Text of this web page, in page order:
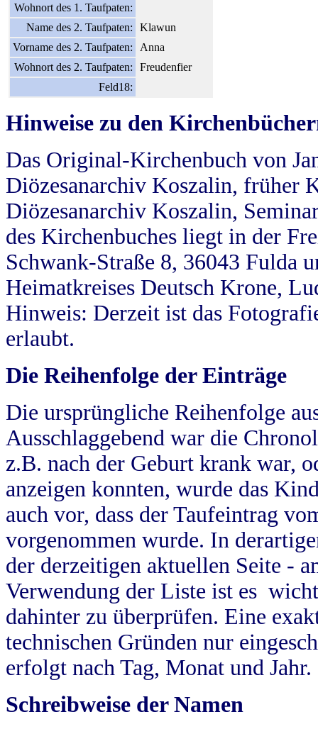
Wohnort des 1. Taufpaten:
Name des 2. Taufpaten:
Klawun
Vorname des 2. Taufpaten:
Anna
Wohnort des 2. Taufpaten:
Freudenfier
Feld18:
Hinweise zu den
Das Original-Kirchenbuch von
Diözesanarchiv Koszalin, früher
Diözesanarchiv Koszalin,
des Kirchenbuches liegt in der
Schwank-Straße 8, 36043 Fulda
Heimatkreises Deutsch Krone,
Hinweis: Derzeit ist das
erlaubt.
Die Reihenfolge der Einträge
Die ursprüngliche Reihenfolge
Ausschlaggebend war die
z.B. nach der Geburt krank war,
anzeigen konnten, wurde das
auch vor, dass der Taufeintrag
vorgenommen wurde. In
der derzeitigen aktuellen Seite -
Verwendung der Liste ist es
dahinter zu überprüfen. Eine
technischen Gründen nur
erfolgt nach Tag, Monat und Jahr.
Schreibweise der Namen